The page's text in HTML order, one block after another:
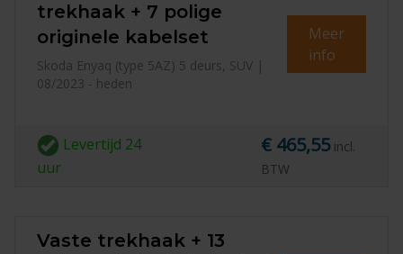
trekhaak + 7 polige
originele kabelset
Skoda Enyaq (type 5AZ) 5 deurs, SUV |
08/2023 - heden
Meer
info
Levertijd 24
uur
€ 465,55 incl.
BTW
Vaste trekhaak + 13